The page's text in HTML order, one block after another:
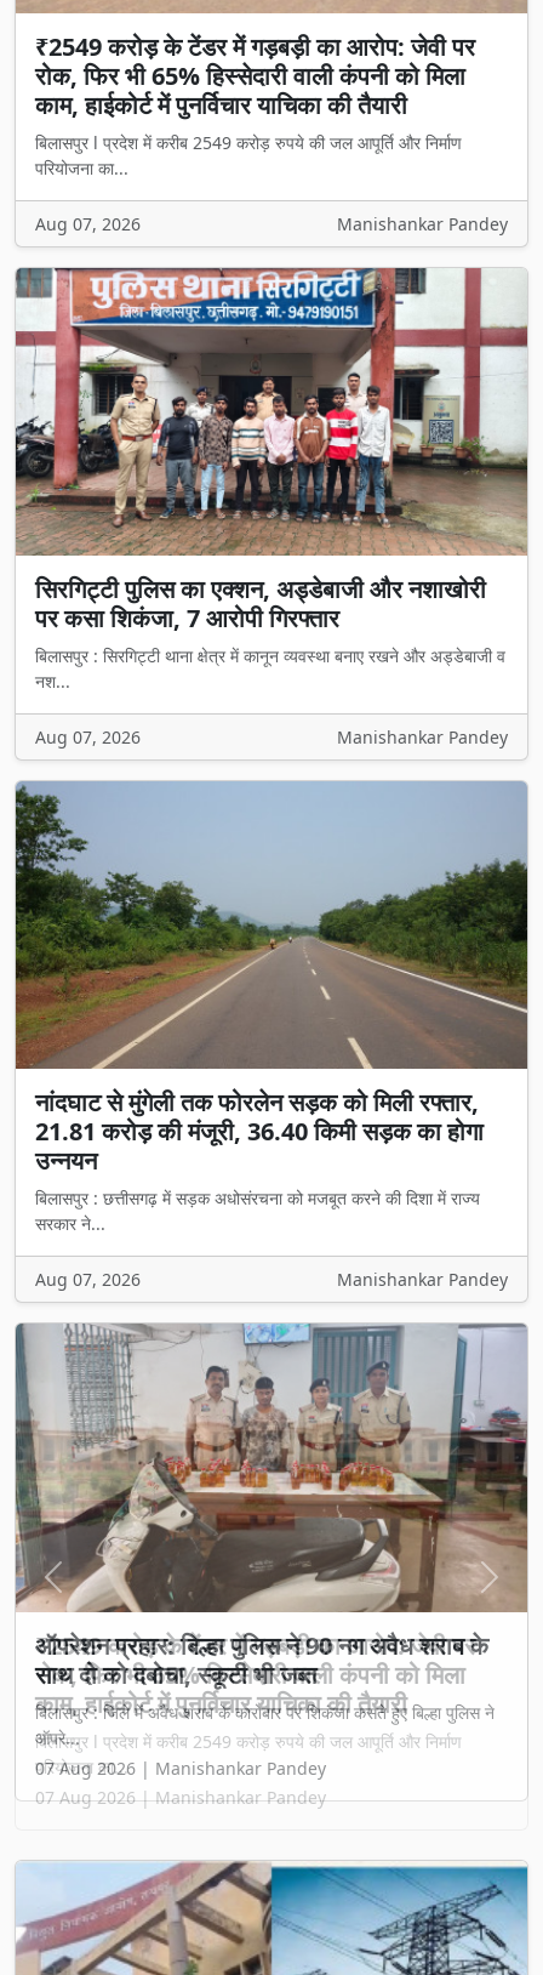
₹2549 करोड़ के टेंडर में गड़बड़ी का आरोप: जेवी पर
रोक, फिर भी 65% हिस्सेदारी वाली कंपनी को मिला
काम, हाईकोर्ट में पुनर्विचार याचिका की तैयारी
बिलासपुर l प्रदेश में करीब 2549 करोड़ रुपये की जल आपूर्ति और निर्माण
परियोजना का...
Aug 07, 2026 Manishankar Pandey
सिरगिट्टी पुलिस का एक्शन, अड्डेबाजी और नशाखोरी
पर कसा शिकंजा, 7 आरोपी गिरफ्तार
बिलासपुर : सिरगिट्टी थाना क्षेत्र में कानून व्यवस्था बनाए रखने और अड्डेबाजी व
नश...
Aug 07, 2026 Manishankar Pandey
नांदघाट से मुंगेली तक फोरलेन सड़क को मिली रफ्तार,
21.81 करोड़ की मंजूरी, 36.40 किमी सड़क का होगा
उन्नयन
बिलासपुर : छत्तीसगढ़ में सड़क अधोसंरचना को मजबूत करने की दिशा में राज्य
सरकार ने...
Aug 07, 2026 Manishankar Pandey
₹2549 करोड़ के टेंडर में गड़बड़ी का आरोप: जेवी पर
रोक, फिर भी 65% हिस्सेदारी वाली कंपनी को मिला
काम, हाईकोर्ट में पुनर्विचार याचिका की तैयारी
बिलासपुर l प्रदेश में करीब 2549 करोड़ रुपये की जल आपूर्ति और निर्माण
परियोजना का...
07 Aug 2026 | Manishankar Pandey
Previous Next